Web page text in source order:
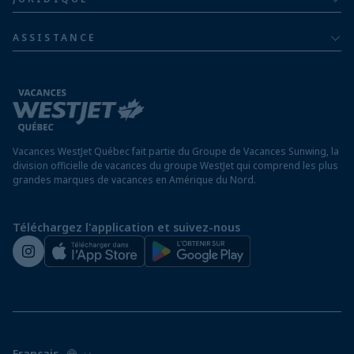
Hôtels en Jamaïque
Hôtels au Mexique
Hôtels au Panama
Hôtels à Saint-Martin
Communiquer avec nous
Informations sur la compagnie aérienne
Modalités et conditions
Rapport sur l’esclavage moderne
ASSISTANCE
Avis aux voyageurs
Exigences d’entrée à destination
Assurez vos vacances
Voyager depuis un aéroport hors Québec
Salle de presse de WestJet
Vacances WestJet Québec fait partie du Groupe de Vacances Sunwing, la
division officielle de vacances du groupe WestJet qui comprend les plus
grandes marques de vacances en Amérique du Nord.
Téléchargez l'application et suivez-nous